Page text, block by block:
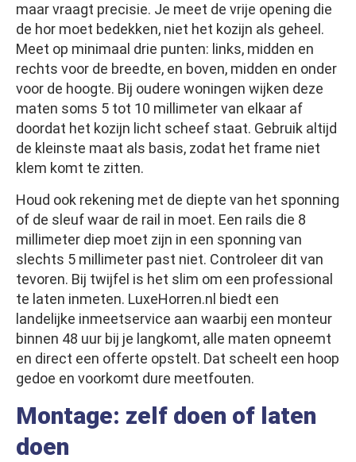
maar vraagt precisie. Je meet de vrije opening die
de hor moet bedekken, niet het kozijn als geheel.
Meet op minimaal drie punten: links, midden en
rechts voor de breedte, en boven, midden en onder
voor de hoogte. Bij oudere woningen wijken deze
maten soms 5 tot 10 millimeter van elkaar af
doordat het kozijn licht scheef staat. Gebruik altijd
de kleinste maat als basis, zodat het frame niet
klem komt te zitten.
Houd ook rekening met de diepte van het sponning
of de sleuf waar de rail in moet. Een rails die 8
millimeter diep moet zijn in een sponning van
slechts 5 millimeter past niet. Controleer dit van
tevoren. Bij twijfel is het slim om een professional
te laten inmeten. LuxeHorren.nl biedt een
landelijke inmeetservice aan waarbij een monteur
binnen 48 uur bij je langkomt, alle maten opneemt
en direct een offerte opstelt. Dat scheelt een hoop
gedoe en voorkomt dure meetfouten.
Montage: zelf doen of laten
doen